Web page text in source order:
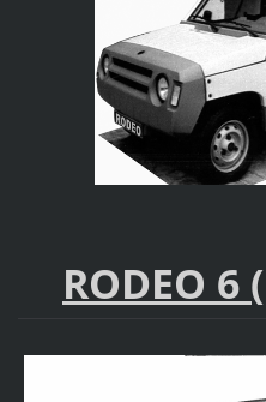
RODEO 6